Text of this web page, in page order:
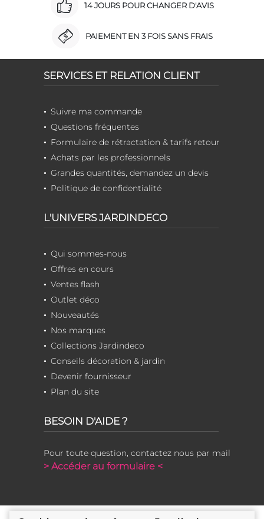
14 JOURS POUR CHANGER D'AVIS
PAIEMENT EN 3 FOIS SANS FRAIS
SERVICES ET RELATION CLIENT
Suivre ma commande
Questions fréquentes
Formulaire de rétractation & tarifs retour
Achats par les professionnels
Grandes quantités, demandez un devis
Politique de confidentialité
L'UNIVERS JARDINDECO
Qui sommes-nous
Offres en cours
Ventes flash
Outlet déco
Nouveautés
Nos marques
Collections Jardindeco
Conseils décoration & jardin
Devenir fournisseur
Plan du site
BESOIN D'AIDE ?
Pour toute question, contactez nous par mail
> Accéder au formulaire <